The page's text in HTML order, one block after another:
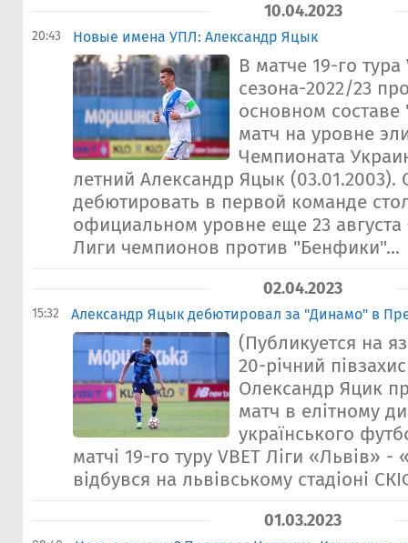
10.04.2023
20:43 Новые имена УПЛ: Александр Яцык
В матче 19-го тура
сезона-2022/23
основном
матч на уровне
Чемпионата
летний Александр Яцык (03.01.2003).
дебютировать в первой команде
официальном уровне еще 23
Лиги чемпионов против "Бенфики"...
02.04.2023
15:32 Александр Яцык дебютировал за "Динамо" в
(Публикуется на
20-річний
Олександр Яцик
матч в елітному
українського
матчі 19-го туру VBET Ліги «Львів»
відбувся на львівському стадіоні
01.03.2023